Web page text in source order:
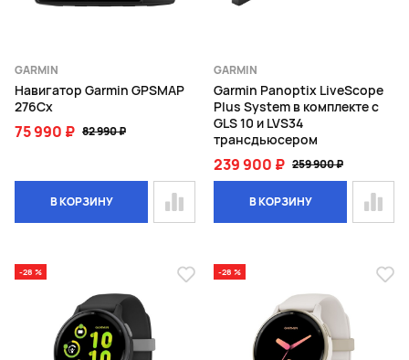
GARMIN
Навигатор Garmin GPSMAP
276Cx
75 990 ₽ 82 990 ₽
В КОРЗИНУ
GARMIN
Garmin Panoptix LiveScope
Plus System в комплекте с
GLS 10 и LVS34
трансдьюсером
239 900 ₽ 259 900 ₽
В КОРЗИНУ
-28 % -28 %